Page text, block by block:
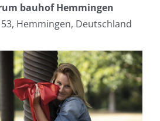
bauhof Hemmingen
Hemmingen, Deutschland